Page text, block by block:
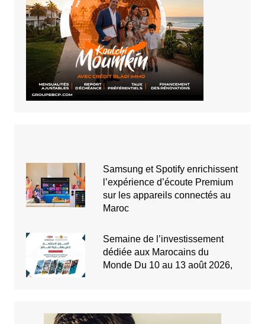
Samsung et Spotify enrichissent
l’expérience d’écoute Premium
sur les appareils connectés au
Maroc
Semaine de l’investissement
dédiée aux Marocains du
Monde Du 10 au 13 août 2026,